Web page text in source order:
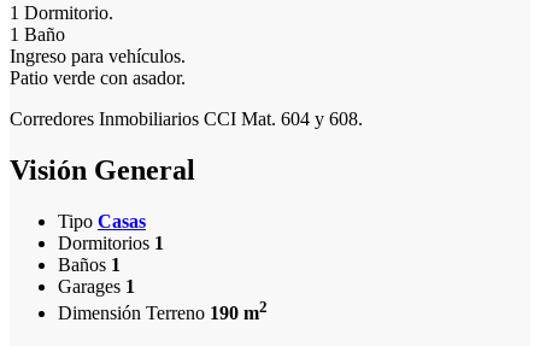
1 Dormitorio.
1 Baño
Ingreso para vehículos.
Patio verde con asador.
Corredores Inmobiliarios CCI Mat. 604 y 608.
Visión General
Tipo Casas
Dormitorios 1
Baños 1
Garages 1
Dimensión Terreno 190 m2